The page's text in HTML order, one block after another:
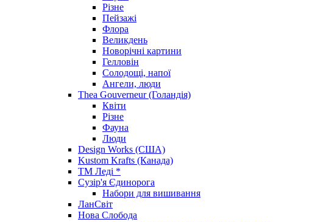
Різне
Пейзажі
Флора
Великдень
Новорічні картини
Гелловін
Солодощі, напої
Ангели, люди
Thea Gouverneur (Голандія)
Квіти
Різне
Фауна
Люди
Design Works (США)
Kustom Krafts (Канада)
ТМ Леді *
Сузір'я Єдинорога
Набори для вишивання
ЛанСвіт
Нова Слобода